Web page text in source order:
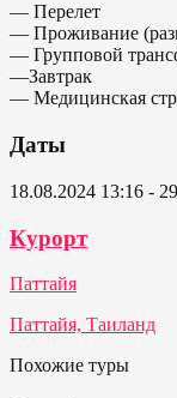
— Перелет
— Проживание
— Групповой
—Завтрак
— Медицинская
Даты
18.08.2024 13:16 -
Курорт
Паттайя
Паттайя, Таиланд
Похожие туры